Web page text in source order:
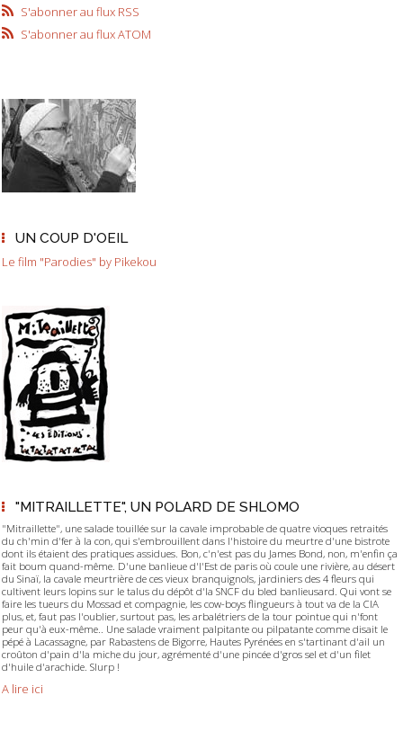
S'abonner au flux RSS
S'abonner au flux ATOM
UN COUP D'OEIL
Le film "Parodies" by Pikekou
"MITRAILLETTE", UN POLARD DE SHLOMO
"Mitraillette", une salade touillée sur la cavale improbable de quatre vioques retraités
du ch'min d'fer à la con, qui s'embrouillent dans l'histoire du meurtre d'une bistrote
dont ils étaient des pratiques assidues. Bon, c'n'est pas du James Bond, non, m'enfin ça
fait boum quand-même. D'une banlieue d'l'Est de paris où coule une rivière, au désert
du Sinaï, la cavale meurtrière de ces vieux branquignols, jardiniers des 4 fleurs qui
cultivent leurs lopins sur le talus du dépôt d'la SNCF du bled banlieusard. Qui vont se
faire les tueurs du Mossad et compagnie, les cow-boys flingueurs à tout va de la CIA
plus, et, faut pas l'oublier, surtout pas, les arbalétriers de la tour pointue qui n'font
peur qu'à eux-même.. Une salade vraiment palpitante ou pilpatante comme disait le
pépé à Lacassagne, par Rabastens de Bigorre, Hautes Pyrénées en s'tartinant d'ail un
croûton d'pain d'la miche du jour, agrémenté d'une pincée d'gros sel et d'un filet
d'huile d'arachide. Slurp !
A lire ici